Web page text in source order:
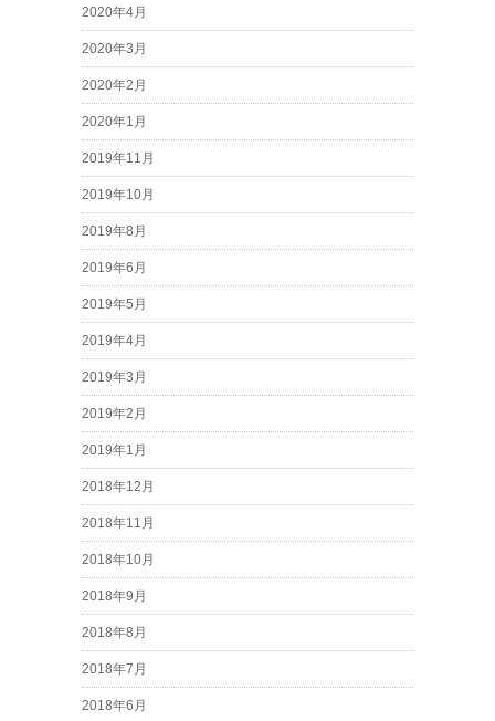
2020年4月
2020年3月
2020年2月
2020年1月
2019年11月
2019年10月
2019年8月
2019年6月
2019年5月
2019年4月
2019年3月
2019年2月
2019年1月
2018年12月
2018年11月
2018年10月
2018年9月
2018年8月
2018年7月
2018年6月